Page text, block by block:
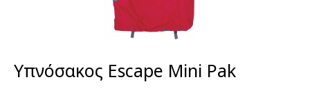
Υπνόσακος Escape Mini Pak